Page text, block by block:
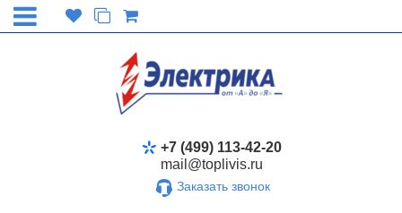
+7 (499) 113-42-20
mail@toplivis.ru
Заказать звонок